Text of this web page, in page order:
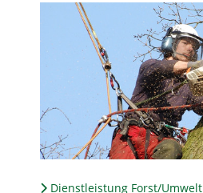
Dienstleistung Forst/Umwelt